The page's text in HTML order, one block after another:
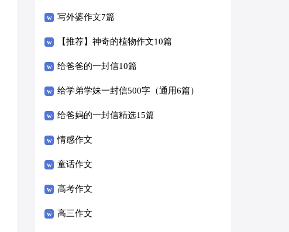
写外婆作文7篇
【推荐】神奇的植物作文10篇
给爸爸的一封信10篇
给学弟学妹一封信500字（通用6篇）
给爸妈的一封信精选15篇
情感作文
童话作文
高考作文
高三作文